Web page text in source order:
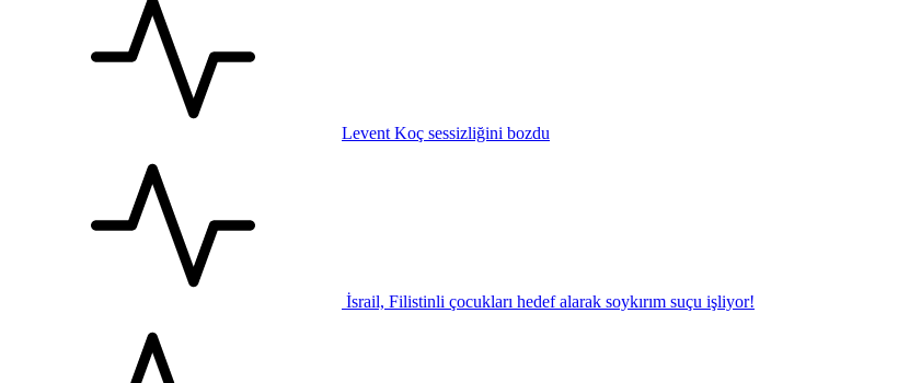
Levent Koç sessizliğini bozdu
İsrail, Filistinli çocukları hedef alarak soykırım suçu işliyor!